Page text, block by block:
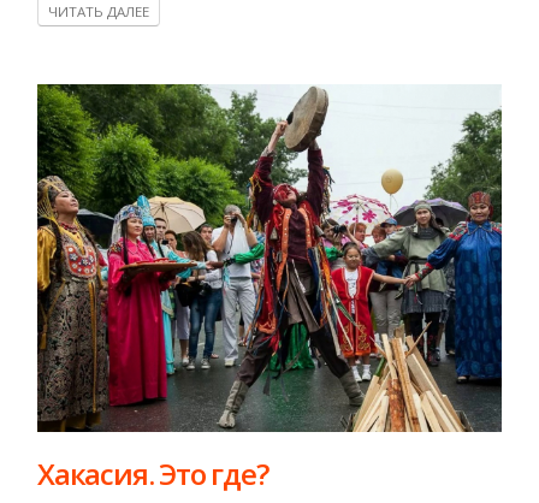
ЧИТАТЬ ДАЛЕЕ
Хакасия. Это где?